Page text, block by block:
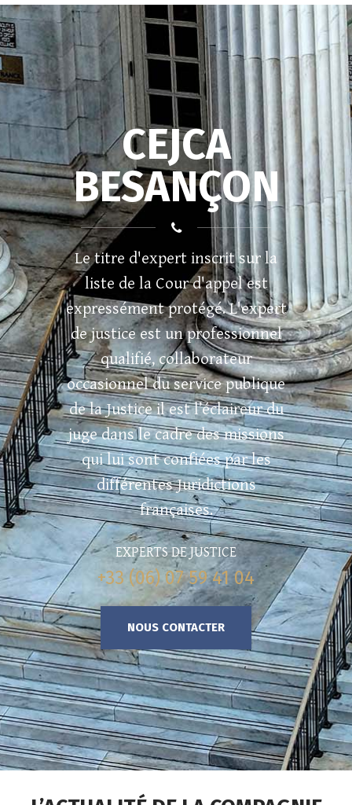
CEJCA
BESANÇON
Le titre d'expert inscrit sur la
liste de la Cour d'appel est
expressément protégé. L'expert
de justice est un professionnel
qualifié, collaborateur
occasionnel du service publique
de la Justice il est l’éclaireur du
juge dans le cadre des missions
qui lui sont confiées par les
différentes Juridictions
françaises.
EXPERTS DE JUSTICE
+33 (06) 07 59 41 04
NOUS CONTACTER